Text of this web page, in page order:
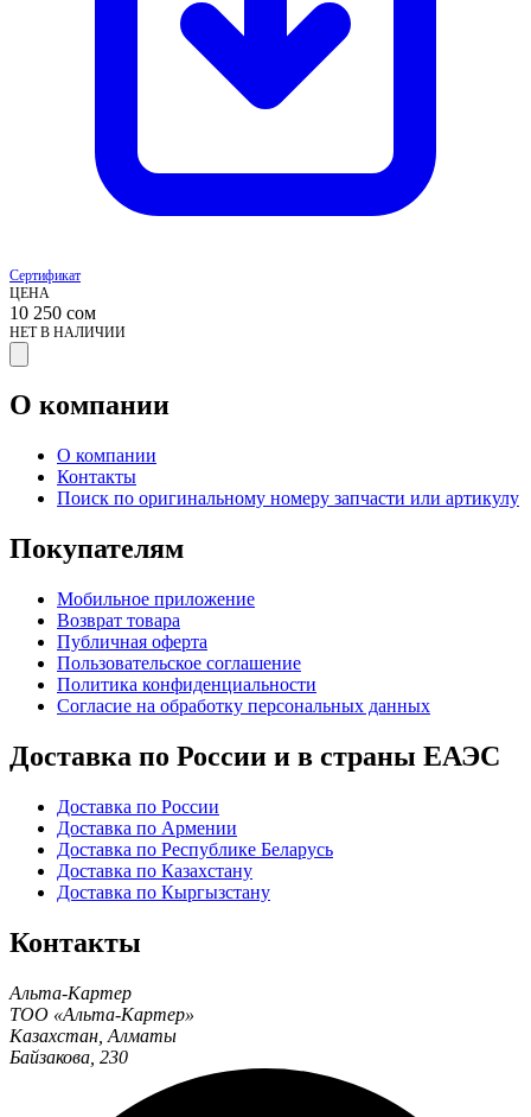
Сертификат
ЦЕНА
10 250 сом
НЕТ В НАЛИЧИИ
О компании
О компании
Контакты
Поиск по оригинальному номеру запчасти или артикулу
Покупателям
Мобильное приложение
Возврат товара
Публичная оферта
Пользовательское соглашение
Политика конфиденциальности
Согласие на обработку персональных данных
Доставка по России и в страны ЕАЭС
Доставка по России
Доставка по Армении
Доставка по Республике Беларусь
Доставка по Казахстану
Доставка по Кыргызстану
Контакты
Альта-Картер
ТОО «Альта-Картер»
Казахстан Алматы
Байзакова, 230